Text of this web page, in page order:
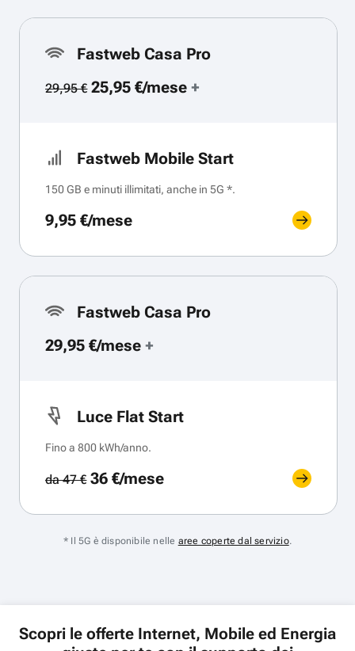
Fastweb Casa Pro
29,95 €25,95 €/mese+
Fastweb Mobile Start
150 GB e minuti illimitati, anche in 5G *.
9,95 €/mese
Fastweb Casa Pro
29,95 €/mese +
Luce Flat Start
Fino a 800 kWh/anno.
da 47 €36 €/mese
* Il 5G è disponibile nelle aree coperte dal servizio.
Scopri le offerte Internet, Mobile ed Energia